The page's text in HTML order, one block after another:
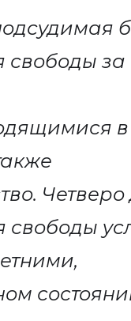
свободы за
в
Четверо
свободы